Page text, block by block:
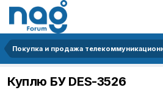
Куплю БУ DES-3526